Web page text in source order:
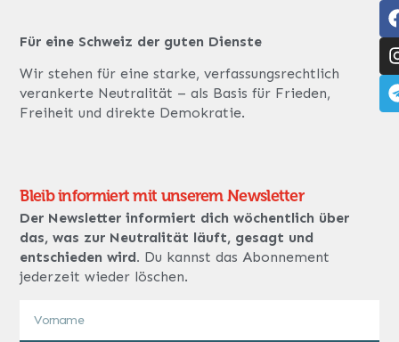
Für eine Schweiz der guten Dienste
Wir stehen für eine starke, verfassungsrechtlich
verankerte Neutralität – als Basis für Frieden,
Freiheit und direkte Demokratie.
Bleib informiert mit unserem Newsletter
Der Newsletter informiert dich wöchentlich über
das, was zur Neutralität läuft, gesagt und
entschieden wird. Du kannst das Abonnement
jederzeit wieder löschen.